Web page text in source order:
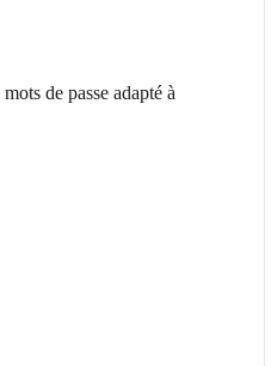
de passe adapté à